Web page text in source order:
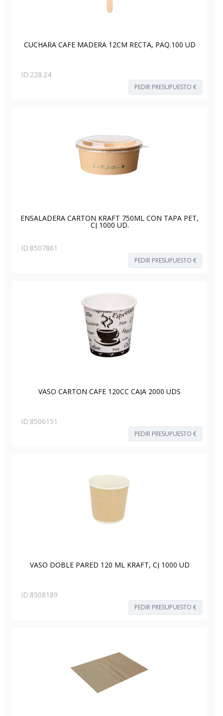
CUCHARA CAFE MADERA 12CM RECTA, PAQ.100 UD
ID:228.24
PEDIR PRESUPUESTO €
ENSALADERA CARTÓN KRAFT 750ML CON TAPA PET,
CJ 1000 UD.
ID:8507861
PEDIR PRESUPUESTO €
VASO CARTON CAFE 120CC CAJA 2000 UDS
ID:8506151
PEDIR PRESUPUESTO €
VASO DOBLE PARED 120 ML KRAFT, CJ 1000 UD
ID:8508189
PEDIR PRESUPUESTO €